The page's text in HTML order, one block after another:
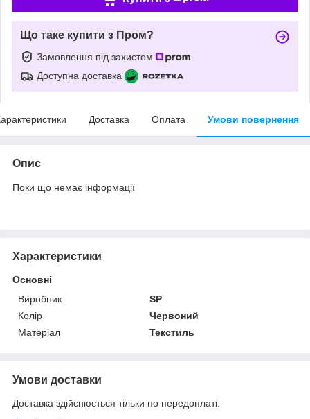
Що таке купити з Пром?
Замовлення під захистом
Доступна доставка
Доставка Оплата Умови повернення
Опис
Поки що немає інформації
Характеристики
Основні
Виробник
SP
Колір
Червоний
Матеріал
Текстиль
Умови доставки
Доставка здійснюється тільки по передоплаті.